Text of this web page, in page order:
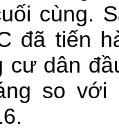
cùng.
đã tiến
cư dân
so với